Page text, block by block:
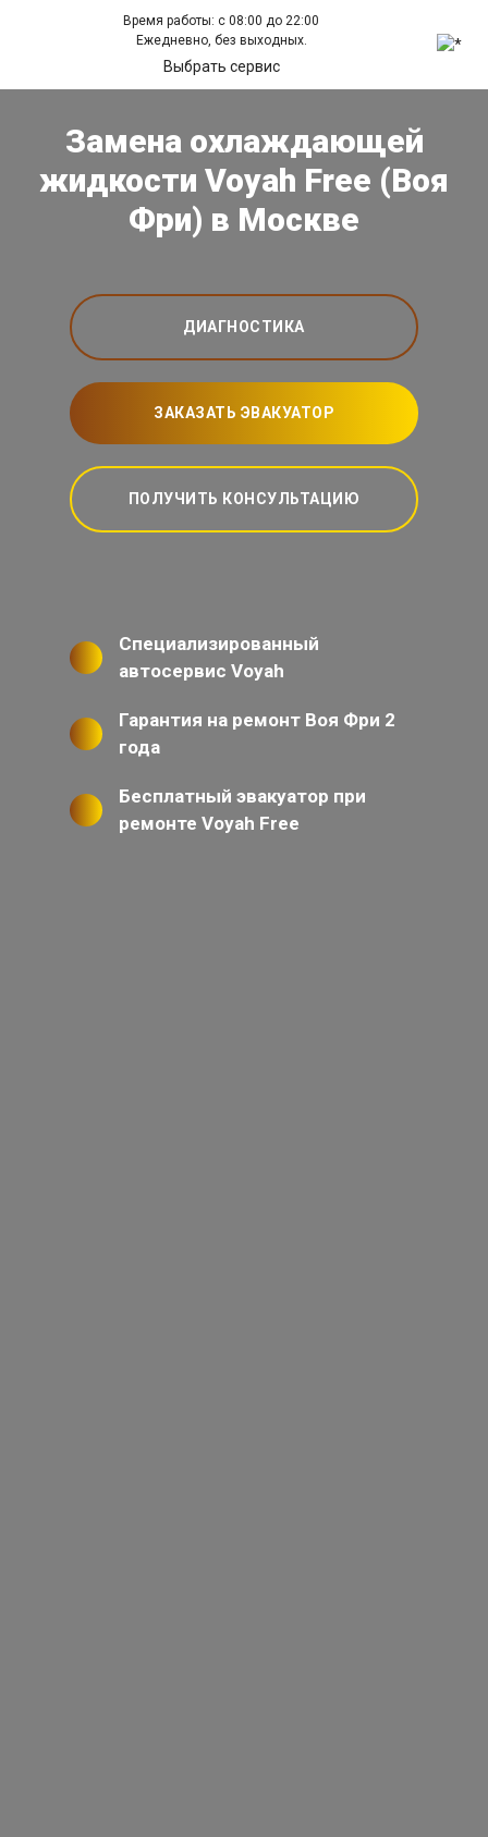
Время работы: с 08:00 до 22:00
Ежедневно, без выходных.
Выбрать сервис
Замена охлаждающей
жидкости Voyah Free (Воя
Фри) в Москве
ДИАГНОСТИКА
ЗАКАЗАТЬ ЭВАКУАТОР
ПОЛУЧИТЬ КОНСУЛЬТАЦИЮ
Специализированный
автосервис Voyah
Гарантия на ремонт Воя Фри 2
года
Бесплатный эвакуатор при
ремонте Voyah Free